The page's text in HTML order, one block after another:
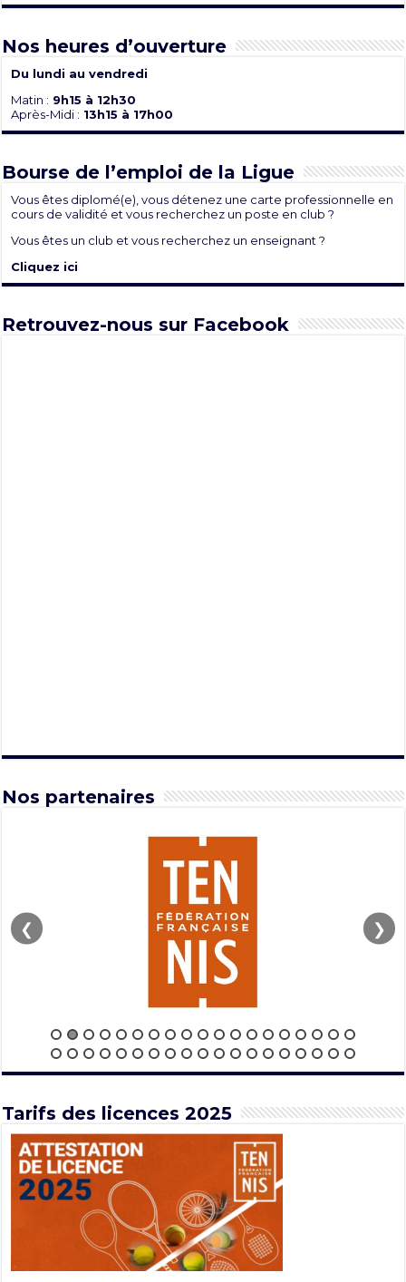
Nos heures d’ouverture
Du lundi au vendredi
Matin : 9h15 à 12h30
Après-Midi : 13h15 à 17h00
Bourse de l’emploi de la Ligue
Vous êtes diplomé(e), vous détenez une carte professionnelle en
cours de validité et vous recherchez un poste en club ?
Vous êtes un club et vous recherchez un enseignant ?
Cliquez ici
Retrouvez-nous sur Facebook
Nos partenaires
❮ ❯
Tarifs des licences 2025